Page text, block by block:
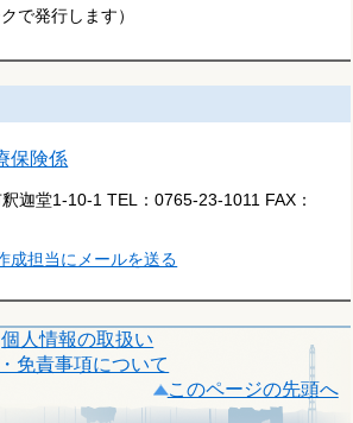
で発行します）
保険係
迦堂1-10-1 TEL：0765-23-1011 FAX：
成担当にメールを送る
個人情報の取扱い
免責事項について
このページの先頭へ